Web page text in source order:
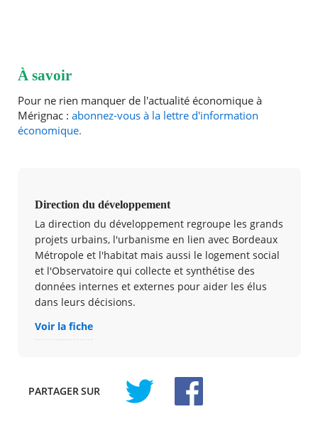
À savoir
Pour ne rien manquer de l'actualité économique à
Mérignac : abonnez-vous à la lettre d'information
économique.
Direction du développement
La direction du développement regroupe les grands
projets urbains, l'urbanisme en lien avec Bordeaux
Métropole et l'habitat mais aussi le logement social
et l'Observatoire qui collecte et synthétise des
données internes et externes pour aider les élus
dans leurs décisions.
Voir la fiche
PARTAGERSUR